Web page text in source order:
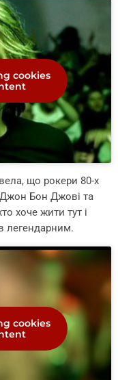
cookies
що рокери 80-х
Джон Бон Джові та
хоче жити тут і
легендарним.
cookies